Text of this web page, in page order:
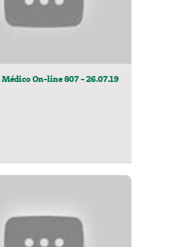
On-line 807 - 26.07.19